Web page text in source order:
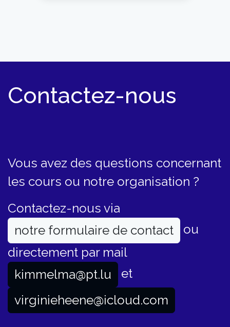
Contactez-nous
Vous avez des questions concernant
les cours ou notre organisation ?
Contactez-nous via
notre formulaire de contact
ou
directement par mail
kimmelma@pt.lu
et
virginieheene@icloud.com